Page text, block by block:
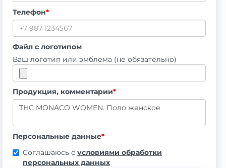
Телефон*
Файл с логотипом
Ваш логотип или эмблема (не обязательно)
Продукция, комментарии*
Персональные данные*
Соглашаюсь с условиями обработки
персональных данных